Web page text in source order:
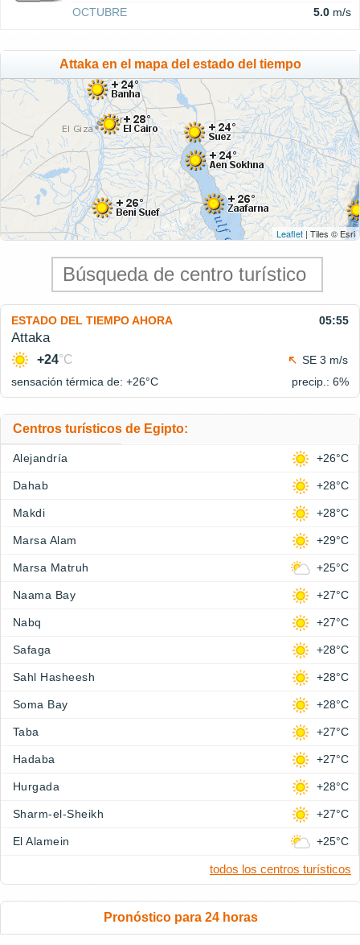
OCTUBRE
5.0 m/s
Attaka en el mapa del estado del tiempo
Leaflet | Tiles © Esri
ESTADO DEL TIEMPO AHORA 05:55
Attaka
+24°C
SE 3 m/s
sensación térmica de: +26°C precip.: 6%
Centros turísticos de Egipto:
Alejandría +26°C
Dahab +28°C
Makdi +28°C
Marsa Alam +29°C
Marsa Matruh +25°C
Naama Bay +27°C
Nabq +27°C
Safaga +28°C
Sahl Hasheesh +28°C
Soma Bay +28°C
Taba +27°C
Hadaba +27°C
Hurgada +28°C
Sharm-el-Sheikh +27°C
El Alamein +25°C
todos los centros turísticos
Pronóstico para 24 horas